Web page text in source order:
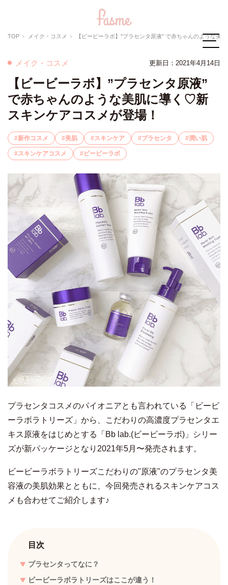
TOP メイク・コスメ 【ビービーラボ】"プラセンタ原液" で赤ちゃんのような美肌に導く♡新スキンケアコスメが登場！
メイク・コスメ 更新日： 2021年4月14日
【ビービーラボ】”プラセンタ原液”
で赤ちゃんのような美肌に導く♡新
スキンケアコスメが登場！
新作コスメ 美肌 スキンケア プラセンタ 潤い肌
スキンケアコスメ ビービーラボ
プラセンタコスメのパイオニアとも言われている「ビービ
ーラボラトリーズ」から、こだわりの高濃度プラセンタエ
キス原液をはじめとする「Bb lab.(ビービーラボ)」シリー
ズが新パッケージとなり2021年5月〜発売されます。
ビービーラボラトリーズこだわりの"原液"のプラセンタ美
容液の美肌効果とともに、今回発売されるスキンケアコス
メも合わせてご紹介します♪
目次
プラセンタってなに？
ビービーラボラトリーズはここが違う！